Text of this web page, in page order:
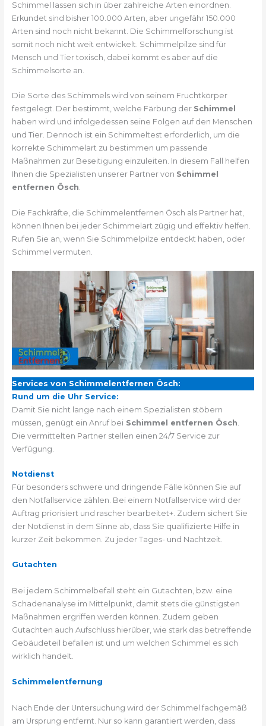
Schimmel lassen sich in über zahlreiche Arten einordnen.
Erkundet sind bisher 100.000 Arten, aber ungefähr 150.000
Arten sind noch nicht bekannt. Die Schimmelforschung ist
somit noch nicht weit entwickelt. Schimmelpilze sind für
Mensch und Tier toxisch, dabei kommt es aber auf die
Schimmelsorte an.
Die Sorte des Schimmels wird von seinem Fruchtkörper
festgelegt. Der bestimmt, welche Färbung der Schimmel
haben wird und infolgedessen seine Folgen auf den Menschen
und Tier. Dennoch ist ein Schimmeltest erforderlich, um die
korrekte Schimmelart zu bestimmen um passende
Maßnahmen zur Beseitigung einzuleiten. In diesem Fall helfen
Ihnen die Spezialisten unserer Partner von Schimmel
entfernen Ösch.
Die Fachkräfte, die Schimmelentfernen Ösch als Partner hat,
können Ihnen bei jeder Schimmelart zügig und effektiv helfen.
Rufen Sie an, wenn Sie Schimmelpilze entdeckt haben, oder
Schimmel vermuten.
Services von Schimmelentfernen Ösch:
Rund um die Uhr Service:
Damit Sie nicht lange nach einem Spezialisten stöbern
müssen, genügt ein Anruf bei Schimmel entfernen Ösch
Die vermittelten Partner stellen einen 24/7 Service zur
Verfügung.
Notdienst
Für besonders schwere und dringende Fälle können Sie auf
den Notfallservice zählen. Bei einem Notfallservice wird der
Auftrag priorisiert und rascher bearbeitet+. Zudem sichert Sie
der Notdienst in dem Sinne ab, dass Sie qualifizierte Hilfe in
kurzer Zeit bekommen. Zu jeder Tages- und Nachtzeit.
Gutachten
Bei jedem Schimmelbefall steht ein Gutachten, bzw. eine
Schadenanalyse im Mittelpunkt, damit stets die günstigsten
Maßnahmen ergriffen werden können. Zudem geben
Gutachten auch Aufschluss hierüber, wie stark das betreffende
Gebäudeteil befallen ist und um welchen Schimmel es sich
wirklich handelt.
Schimmelentfernung
Nach Ende der Untersuchung wird der Schimmel fachgemäß
am Ursprung entfernt. Nur so kann garantiert werden, dass